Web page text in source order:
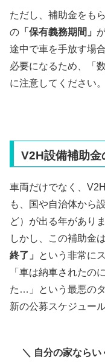
ただし、補助金をも
の 「保有義務期間」
途中で車を手放す場
必要になるため、「
に注意してください。
V2H設備補助金
車両だけでなく、
も、国や自治体から
ど）が出る年がありま
しかし、この補助金は
終了」
という非常に
「車は納車されたの
た…」という最悪の
新の公募スケジュー
＼ 自分の家なら